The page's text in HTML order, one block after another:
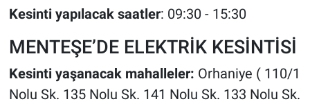
Kesinti yapılacak saatler: 09:30 - 15:30
MENTEŞE’DE ELEKTRİK KESİNTİSİ
Kesinti yaşanacak mahalleler: Orhaniye ( 110/1
Nolu Sk. 135 Nolu Sk. 141 Nolu Sk. 133 Nolu Sk.